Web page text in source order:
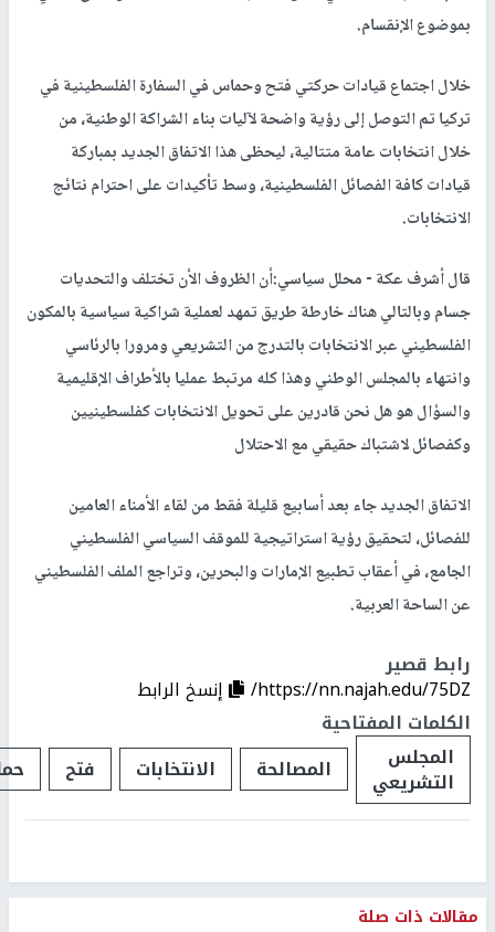
بموضوع الإنقسام.
خلال اجتماع قيادات حركتي فتح وحماس في السفارة الفلسطينية في
تركيا تم التوصل إلى رؤية واضحة لآليات بناء الشراكة الوطنية، من
خلال انتخابات عامة متتالية، ليحظى هذا الاتفاق الجديد بمباركة
قيادات كافة الفصائل الفلسطينية، وسط تأكيدات على احترام نتائج
الانتخابات.
قال أشرف عكة - محلل سياسي:أن الظروف الأن تختلف والتحديات
جسام وبالتالي هناك خارطة طريق تمهد لعملية شراكية سياسية بالمكون
الفلسطيني عبر الانتخابات بالتدرج من التشريعي ومرورا بالرئاسي
وانتهاء بالمجلس الوطني وهذا كله مرتبط عمليا بالأطراف الإقليمية
والسؤال هو هل نحن قادرين على تحويل الانتخابات كفلسطينيين
وكفصائل لاشتباك حقيقي مع الاحتلال
الاتفاق الجديد جاء بعد أسابيع قليلة فقط من لقاء الأمناء العامين
للفصائل، لتحقيق رؤية استراتيجية للموقف السياسي الفلسطيني
الجامع، في أعقاب تطبيع الإمارات والبحرين، وتراجع الملف الفلسطيني
عن الساحة العربية.
رابط قصير
https://nn.najah.edu/75DZ/
إنسخ الرابط
الكلمات المفتاحية
المجلس
التشريعي المصالحة الانتخابات فتح
مقالات ذات صلة